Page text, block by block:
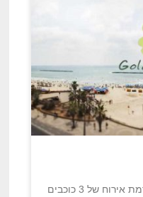
בית המלון גולדן ביץ' הינו מלון ברמת אירוח של 3 כוכבים